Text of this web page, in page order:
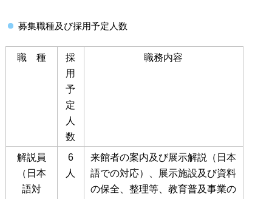
募集職種及び採用予定人数
職 種
採
用
予
定
人
数
職務内容
解説員
（日本
語対
6
人
来館者の案内及び展示解説（日本
語での対応）、展示施設及び資料
の保全、整理等、教育普及事業の